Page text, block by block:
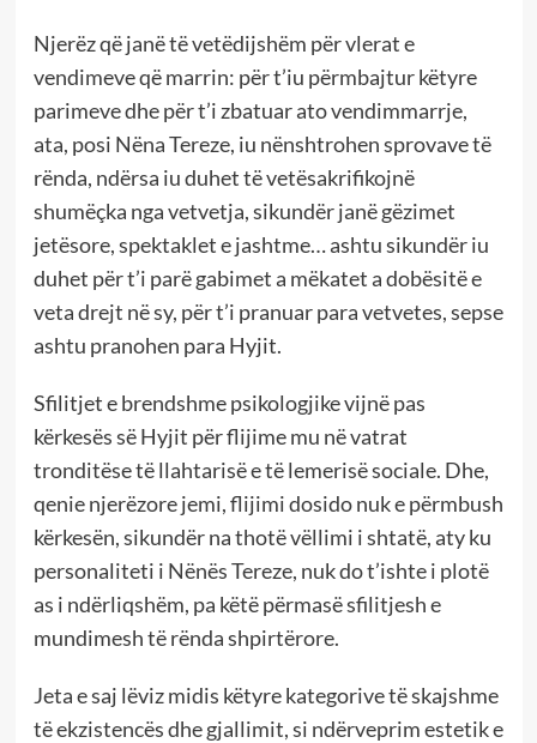
Njerëz që janë të vetëdijshëm për vlerat e
vendimeve që marrin: për t’iu përmbajtur këtyre
parimeve dhe për t’i zbatuar ato vendimmarrje,
ata, posi Nëna Tereze, iu nënshtrohen sprovave të
rënda, ndërsa iu duhet të vetësakrifikojnë
shumëçka nga vetvetja, sikundër janë gëzimet
jetësore, spektaklet e jashtme… ashtu sikundër iu
duhet për t’i parë gabimet a mëkatet a dobësitë e
veta drejt në sy, për t’i pranuar para vetvetes, sepse
ashtu pranohen para Hyjit.
Sfilitjet e brendshme psikologjike vijnë pas
kërkesës së Hyjit për flijime mu në vatrat
tronditëse të llahtarisë e të lemerisë sociale. Dhe,
qenie njerëzore jemi, flijimi dosido nuk e përmbush
kërkesën, sikundër na thotë vëllimi i shtatë, aty ku
personaliteti i Nënës Tereze, nuk do t’ishte i plotë
as i ndërliqshëm, pa këtë përmasë sfilitjesh e
mundimesh të rënda shpirtërore.
Jeta e saj lëviz midis këtyre kategorive të skajshme
të ekzistencës dhe gjallimit, si ndërveprim estetik e